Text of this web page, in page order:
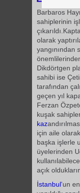
Barbaros
sahiplerinin
olarak
yangınından
Dikdörtgen
sahibi ise
tarafından
geçen yıl
Ferzan
kuşak
kaz
için aile
başka işlerle
üyelerinden
açık
İstanbul'un